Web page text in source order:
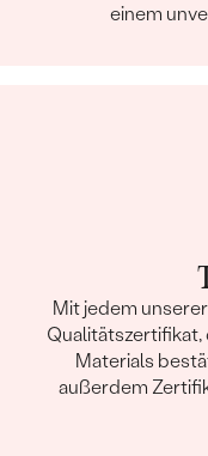
einem
Mit jedem
Qualitätszertifikat,
Materials
außerdem